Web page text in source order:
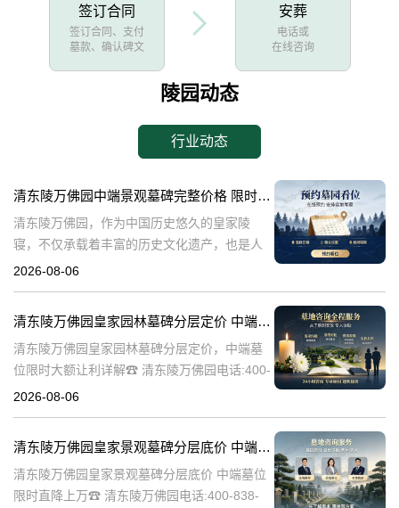
签订合同
签订合同、支付
墓款、确认碑文
安葬
电话或
在线咨询
陵园动态
行业动态
清东陵万佛园中端景观墓碑完整价格 限时减免多年管理费详解
清东陵万佛园，作为中国历史悠久的皇家陵
寝，不仅承载着丰富的历史文化遗产，也是人
们缅怀先人、寄托哀思的重要场所。近年来，
清
2026-08-06
清东陵万佛园皇家园林墓碑分层定价 中端墓位限时大额让利详解
清东陵万佛园皇家园林墓碑分层定价，中端墓
位限时大额让利详解☎ 清东陵万佛园电话:400-
838-5063清东陵万佛园，作为中国历史上著名
2026-08-06
清东陵万佛园皇家景观墓碑分层底价 中端墓位限时直降上万
清东陵万佛园皇家景观墓碑分层底价 中端墓位
限时直降上万☎ 清东陵万佛园电话:400-838-